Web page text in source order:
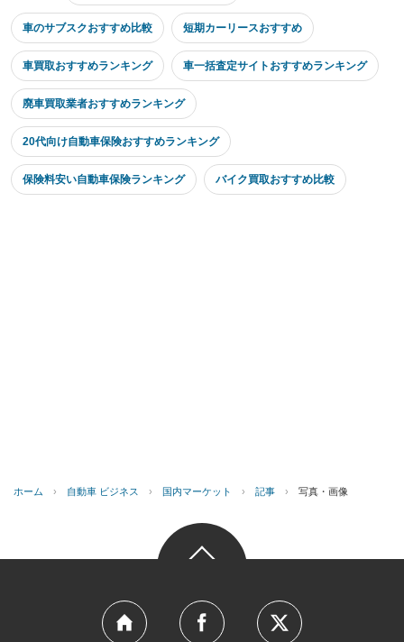
車のサブスクおすすめ比較 短期カーリースおすすめ
車買取おすすめランキング 車一括査定サイトおすすめランキング
廃車買取業者おすすめランキング
20代向け自動車保険おすすめランキング
保険料安い自動車保険ランキング バイク買取おすすめ比較
ホーム › 自動車 ビジネス › 国内マーケット › 記事 › 写真・画像